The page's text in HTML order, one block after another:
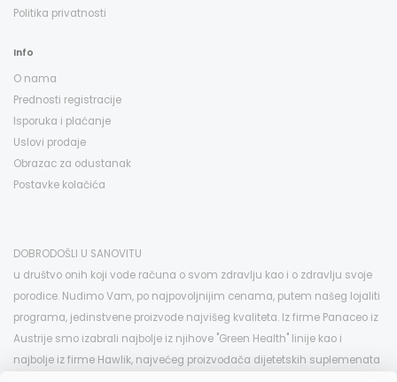
Politika privatnosti
Info
O nama
Prednosti registracije
Isporuka i plaćanje
Uslovi prodaje
Obrazac za odustanak
Postavke kolačića
DOBRODOŠLI U SANOVITU
u društvo onih koji vode računa o svom zdravlju kao i o zdravlju svoje
porodice. Nudimo Vam, po najpovoljnijim cenama, putem našeg lojaliti
programa, jedinstvene proizvode najvišeg kvaliteta. Iz firme Panaceo iz
Austrije smo izabrali najbolje iz njihove "Green Health" linije kao i
najbolje iz firme Hawlik, najvećeg proizvođača dijetetskih suplemenata